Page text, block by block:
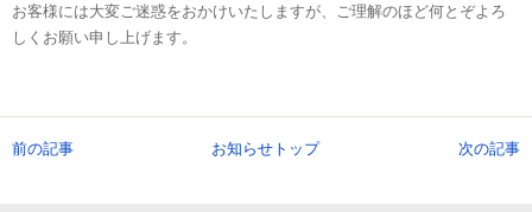
お客様には大変ご迷惑をおかけいたしますが、ご理解のほど何とぞよろ
しくお願い申し上げます。
前の記事 お知らせトップ 次の記事